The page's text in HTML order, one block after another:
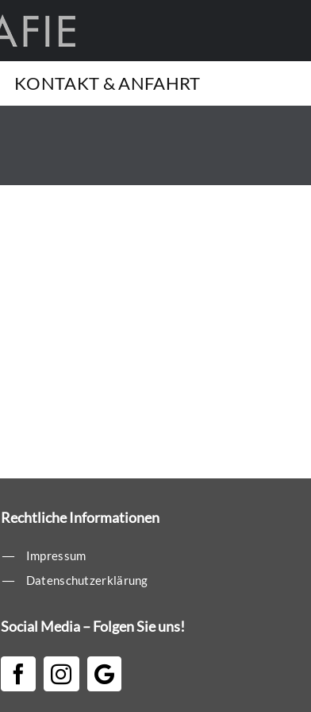
KONTAKT & ANFAHRT
Rechtliche Informationen
Impressum
Datenschutzerklärung
Social Media – Folgen Sie uns!